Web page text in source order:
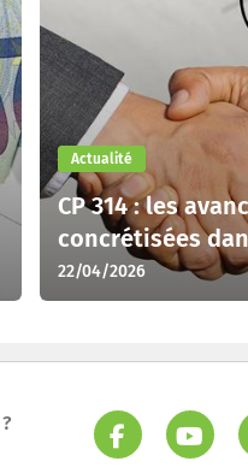
Actualité
CP 314 : les
concrétisées
22/04/2026